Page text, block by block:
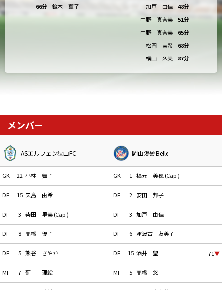
66分
鈴木 薫子
加戸 由佳
48分
中野 真奈美
51分
中野 真奈美
65分
松岡 実希
68分
横山 久美
87分
メンバー
ASエルフェン狭山FC
GK 22 小林 舞子
DF 15 矢島 由希
DF 3 柴田 里美 (Cap.)
DF 8 高橋 優子
DF 5 熊谷 さやか
MF 7 薊 理絵
岡山湯郷Belle
GK 1 福元 美穂 (Cap.)
DF 2 安田 邦子
DF 3 加戸 由佳
DF 6 津波古 友美子
DF 15 酒井 望 71▼
MF 5 高橋 悠